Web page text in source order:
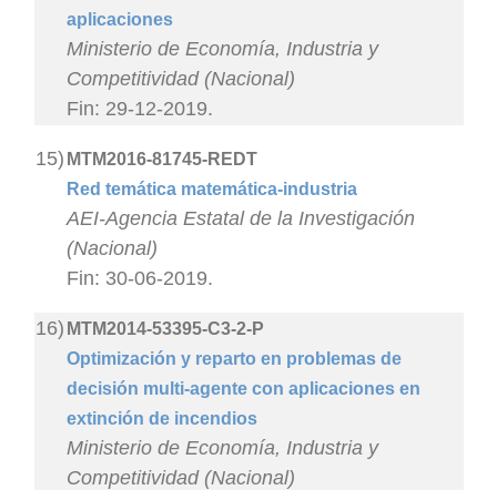
aplicaciones
Ministerio de Economía, Industria y
Competitividad (Nacional)
Fin: 29-12-2019.
15) MTM2016-81745-REDT
Red temática matemática-industria
AEI-Agencia Estatal de la Investigación
(Nacional)
Fin: 30-06-2019.
16) MTM2014-53395-C3-2-P
Optimización y reparto en problemas de
decisión multi-agente con aplicaciones en
extinción de incendios
Ministerio de Economía, Industria y
Competitividad (Nacional)